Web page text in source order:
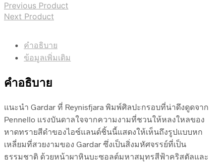
Previous Product
Next Product
คำอธิบาย
ข้อมูลเพิ่มเติม
คำอธิบาย
แนะนำ Gardar ที่ Reynisfjara พิมพ์ศิลปะกรอบที่น่าดึงดูดจาก
Pennello แรงบันดาลใจจากความงามที่ชวนให้หลงใหลของ
หาดทรายสีดำของไอซ์แลนด์ชิ้นนี้แสดงให้เห็นถึงรูปแบบหก
เหลี่ยมที่สวยงามของ Gardar ซึ่งเป็นสิ่งมหัศจรรย์ที่เป็น
ธรรมชาติ ด้วยหน้าผาหินบะซอลต์มหาสมุทรสีฟ้าคริสตัลและ